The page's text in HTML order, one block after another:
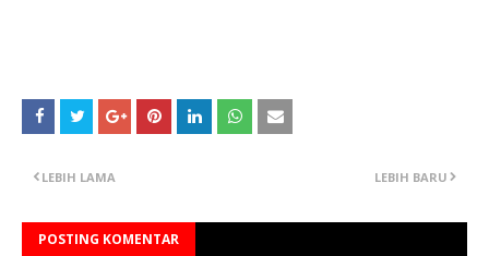
LEBIH BARU
LEBIH LAMA
POSTING KOMENTAR